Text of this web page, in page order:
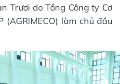
Trươi do Tổng Công ty Cơ
(AGRIMECO) làm chủ đầu